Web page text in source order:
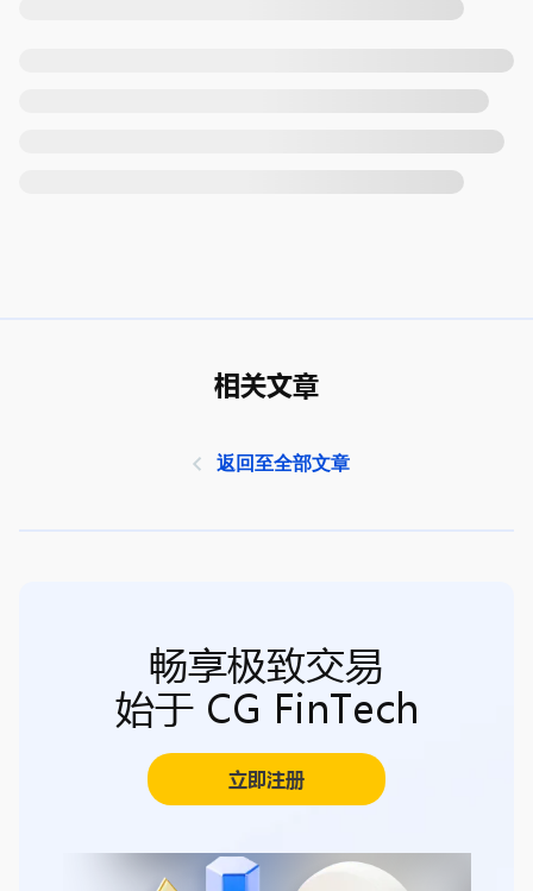
相关文章
返回至全部文章
畅享极致交易
始于 CG FinTech
立即注册